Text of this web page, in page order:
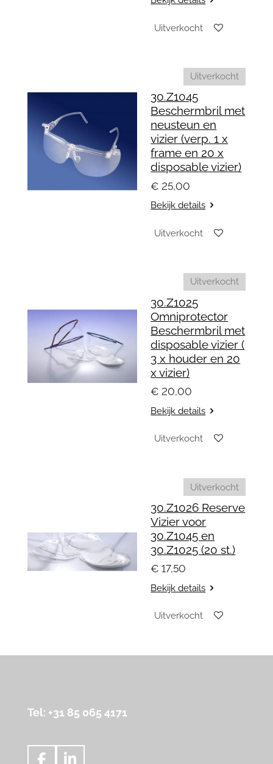
Uitverkocht
Uitverkocht
30.Z1045
Beschermbril met
neusteun en
vizier (verp. 1 x
frame en 20 x
disposable vizier)
€ 25,00
Bekijk details
Uitverkocht
Uitverkocht
30.Z1025
Omniprotector
Beschermbril met
disposable vizier (
3 x houder en 20
x vizier)
€ 20,00
Bekijk details
Uitverkocht
Uitverkocht
30.Z1026 Reserve
Vizier voor
30.Z1045 en
30.Z1025 (20 st.)
€ 17,50
Bekijk details
Uitverkocht
Tel: +31 85 065 4171